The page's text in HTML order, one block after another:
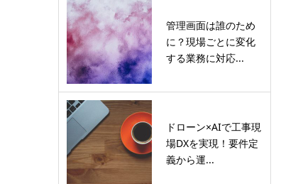
管理画面は誰のため
に？現場ごとに変化
する業務に対応...
ドローン×AIで工事現
場DXを実現！要件定
義から運...